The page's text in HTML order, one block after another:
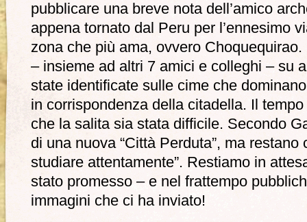
pubblicare una breve nota dell’amico
appena tornato dal Peru per l’ennesimo
zona che più ama, ovvero
– insieme ad altri 7 amici e colleghi – su
state identificate sulle cime che
in corrispondenza della citadella. Il
che la salita sia stata difficile. Secondo
di una nuova “Città Perduta”, ma
studiare attentamente”. Restiamo in
stato promesso – e nel frattempo
immagini che ci ha inviato!